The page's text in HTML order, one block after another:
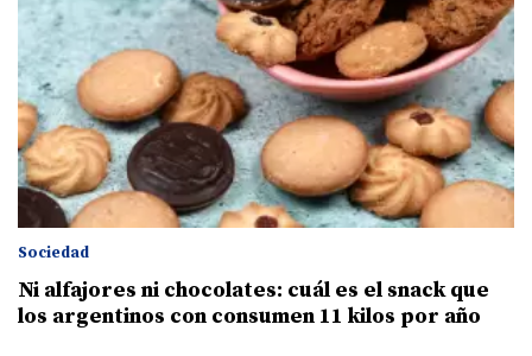
Sociedad
Ni alfajores ni chocolates: cuál es el snack que
los argentinos con consumen 11 kilos por año